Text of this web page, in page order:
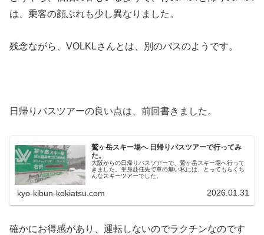
は、乗客の顔ぶれも少し異なりました。
残念ながら、VOLKLさんとは、別のバスのようです。
日帰りバスツアーの良い点は、前回書きました。
鷲ヶ岳スキー場へ 日帰りバスツアーで行ってみ
た。
大阪からの日帰りバスツアーで、鷲ヶ岳スキー場へ行って
きました。単身赴任先で車の無い私には、とってもらくち
んなスキーツアーでした。
kyo-kibun-kokiatsu.com 2026.01.31
確かにお得感があり、運転しないのでラクチンなのです